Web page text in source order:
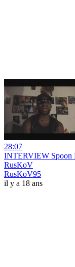
28:07
INTERVIEW Spoon
RusKoV
RusKoV95
il y a 18 ans